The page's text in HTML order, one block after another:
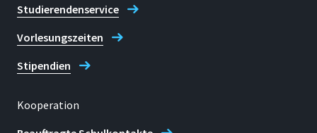
Studierendenservice
Vorlesungszeiten
Stipendien
Kooperation